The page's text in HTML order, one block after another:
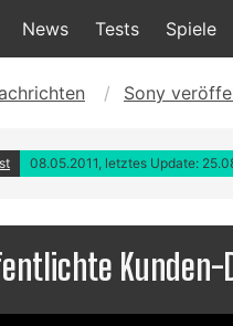
News Tests Spiele
Sony
08.05.2011, letztes Update: